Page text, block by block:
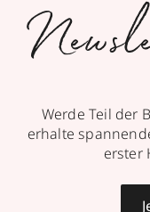
Werde Teil der
erhalte
erster